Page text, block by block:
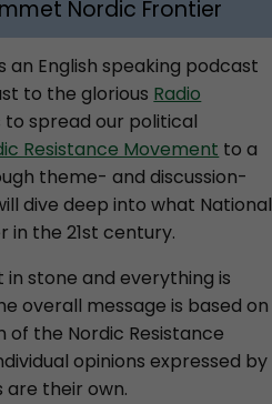
Nordic Frontier
an English speaking podcast
to the glorious Radio
to spread our political
Resistance Movement to a
theme- and discussion-
dive deep into what National
in the 21st century.
stone and everything is
overall message is based on
the Nordic Resistance
opinions expressed by
are their own.